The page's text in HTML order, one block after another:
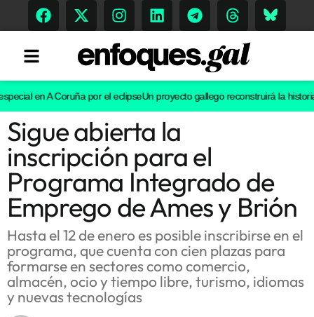
Tendencias
Memoria Histórica
Gastronomía
Escenarios
Sostenibilidad
en A Coruña por el eclipseUn proyecto gallego reconstruirá la historia
Sigue abierta la
inscripción para el
Programa Integrado de
Emprego de Ames y Brión
Hasta el 12 de enero es posible inscribirse en el
programa, que cuenta con cien plazas para
formarse en sectores como comercio,
almacén, ocio y tiempo libre, turismo, idiomas
y nuevas tecnologías